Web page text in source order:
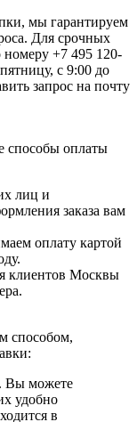
мы гарантируем
Для срочных
номеру +7 495 120-
с 9:00 до
запрос на почту
способы оплаты
лиц и
заказа вам
оплату картой
клиентов Москвы
способом,
Вы можете
удобно
в